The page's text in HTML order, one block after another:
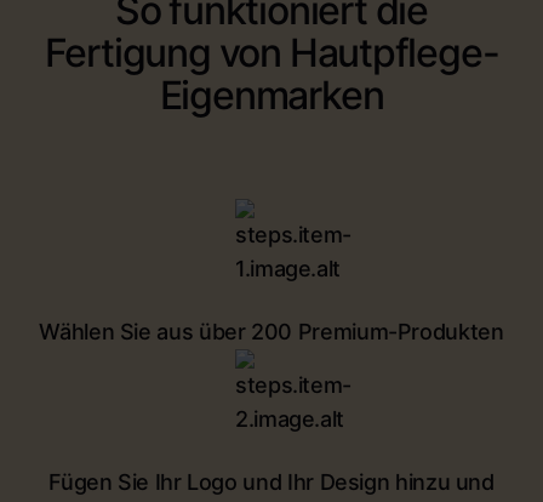
So funktioniert die
Fertigung von Hautpflege-
Eigenmarken
Wählen Sie aus über 200 Premium-Produkten
Fügen Sie Ihr Logo und Ihr Design hinzu und